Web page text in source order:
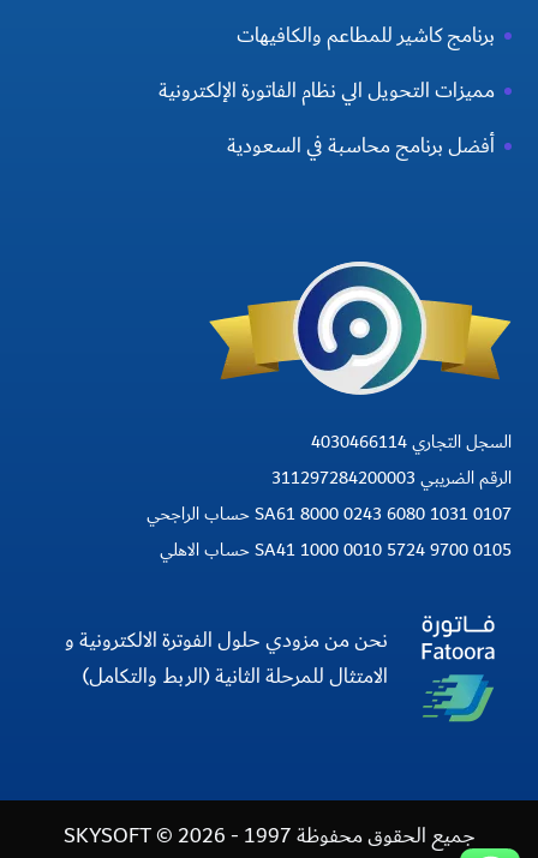
برنامج كاشير للمطاعم والكافيهات
مميزات التحويل الي نظام الفاتورة الإلكترونية
أفضل برنامج محاسبة في السعودية
السجل التجاري 4030466114
الرقم الضريبي 311297284200003
SA61 8000 0243 6080 1031 0107 حساب الراجحي
SA41 1000 0010 5724 9700 0105 حساب الاهلي
نحن من مزودي حلول الفوترة الالكترونية و
الامتثال للمرحلة الثانية (الربط والتكامل)
جميع الحقوق محفوظة 1997 - 2026 © SKYSOFT